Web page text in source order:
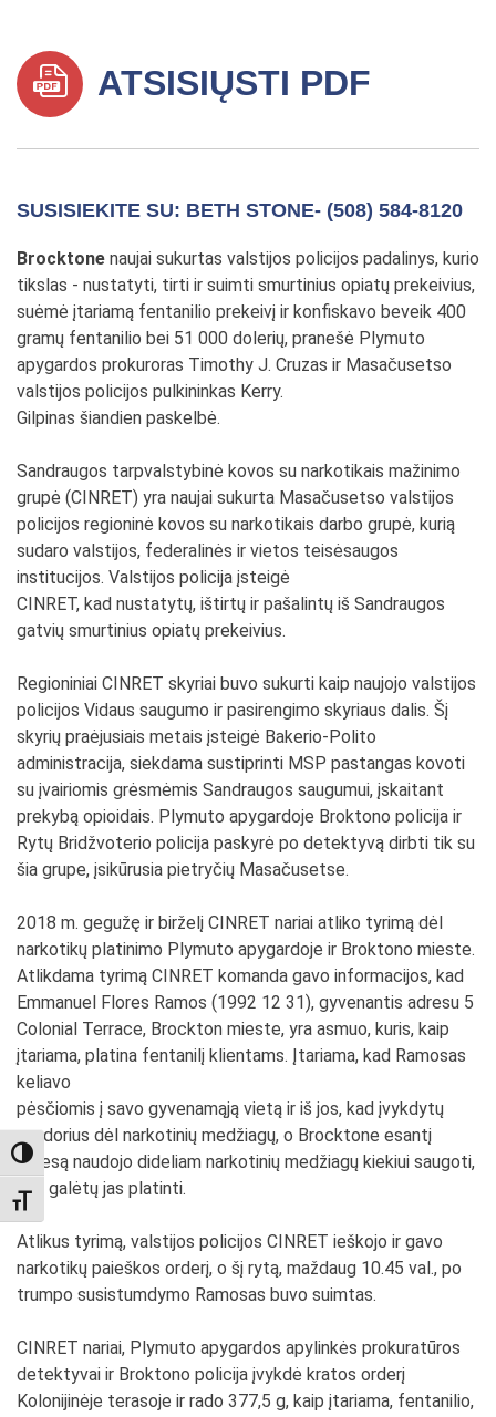
TOGGLE HIGH CONTRAST
TOGGLE FONT SIZE
ATSISIŲSTI PDF
SUSISIEKITE SU: BETH STONE- (508) 584-8120
Brocktone naujai sukurtas valstijos policijos padalinys, kurio
tikslas - nustatyti, tirti ir suimti smurtinius opiatų prekeivius,
suėmė įtariamą fentanilio prekeivį ir konfiskavo beveik 400
gramų fentanilio bei 51 000 dolerių, pranešė Plymuto
apygardos prokuroras Timothy J. Cruzas ir Masačusetso
valstijos policijos pulkininkas Kerry.
Gilpinas šiandien paskelbė.
Sandraugos tarpvalstybinė kovos su narkotikais mažinimo
grupė (CINRET) yra naujai sukurta Masačusetso valstijos
policijos regioninė kovos su narkotikais darbo grupė, kurią
sudaro valstijos, federalinės ir vietos teisėsaugos
institucijos. Valstijos policija įsteigė
CINRET, kad nustatytų, ištirtų ir pašalintų iš Sandraugos
gatvių smurtinius opiatų prekeivius.
Regioniniai CINRET skyriai buvo sukurti kaip naujojo valstijos
policijos Vidaus saugumo ir pasirengimo skyriaus dalis. Šį
skyrių praėjusiais metais įsteigė Bakerio-Polito
administracija, siekdama sustiprinti MSP pastangas kovoti
su įvairiomis grėsmėmis Sandraugos saugumui, įskaitant
prekybą opioidais. Plymuto apygardoje Broktono policija ir
Rytų Bridžvoterio policija paskyrė po detektyvą dirbti tik su
šia grupe, įsikūrusia pietryčių Masačusetse.
2018 m. gegužę ir birželį CINRET nariai atliko tyrimą dėl
narkotikų platinimo Plymuto apygardoje ir Broktono mieste.
Atlikdama tyrimą CINRET komanda gavo informacijos, kad
Emmanuel Flores Ramos (1992 12 31), gyvenantis adresu 5
Colonial Terrace, Brockton mieste, yra asmuo, kuris, kaip
įtariama, platina fentanilį klientams. Įtariama, kad Ramosas
keliavo
pėsčiomis į savo gyvenamąją vietą ir iš jos, kad įvykdytų
sandorius dėl narkotinių medžiagų, o Brocktone esantį
adresą naudojo dideliam narkotinių medžiagų kiekiui saugoti,
kad galėtų jas platinti.
Atlikus tyrimą, valstijos policijos CINRET ieškojo ir gavo
narkotikų paieškos orderį, o šį rytą, maždaug 10.45 val., po
trumpo susistumdymo Ramosas buvo suimtas.
CINRET nariai, Plymuto apygardos apylinkės prokuratūros
detektyvai ir Broktono policija įvykdė kratos orderį
Kolonijinėje terasoje ir rado 377,5 g, kaip įtariama, fentanilio,